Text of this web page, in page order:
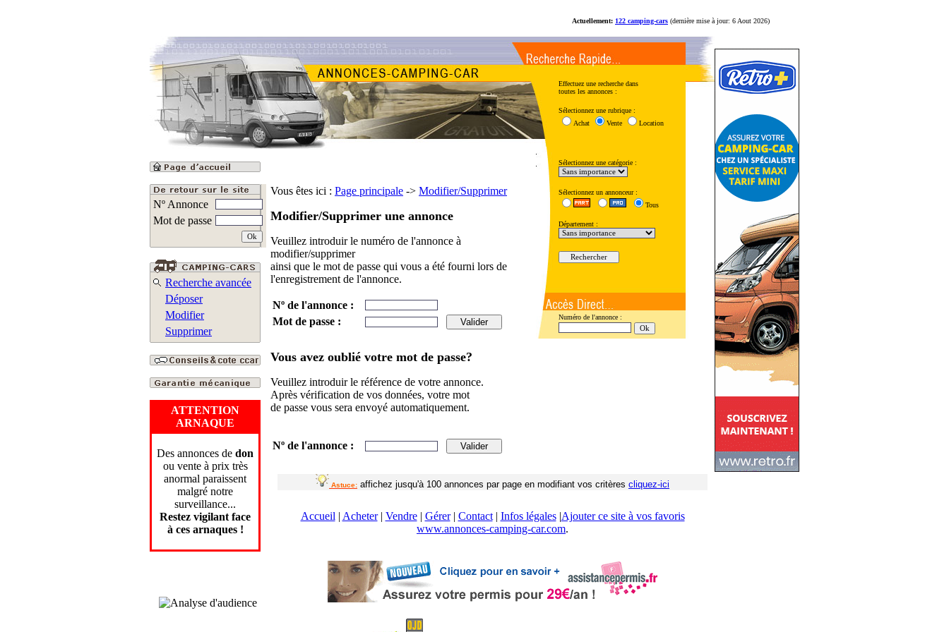
Actuellement: 122 camping-cars (dernière mise à jour: 6 Aout 2026)
Nº Annonce
Mot de passe
Recherche avancée
Déposer
Modifier
Supprimer
ATTENTION
ARNAQUE
Des annonces de don
ou vente à prix très
anormal paraissent
malgré notre
surveillance...
Restez vigilant face
à ces arnaques !
Vous êtes ici : Page principale -> Modifier/Supprimer
Modifier/Supprimer une annonce
Veuillez introduir le numéro de l'annonce à
modifier/supprimer
ainsi que le mot de passe qui vous a été fourni lors de
l'enregistrement de l'annonce.
Nº de l'annonce :
Mot de passe :
Effectuez une recherche dans
toutes les annonces :
Sélectionnez une rubrique :
Achat
Vente Location
Sélectionnez une catégorie :
Sélectionnez un annonceur :
Tous
Département :
Numéro de l'annonce :
Vous avez oublié votre mot de passe?
Veuillez introduir le référence de votre annonce.
Après vérification de vos données, votre mot
de passe vous sera envoyé automatiquement.
Nº de l'annonce :
Astuce: affichez jusqu'à 100 annonces par page en modifiant vos critères cliquez-ici
Accueil | Acheter| Vendre| Gérer| Contact| Infos légales|Ajouter ce site à vos favoris
www.annonces-camping-car.com.